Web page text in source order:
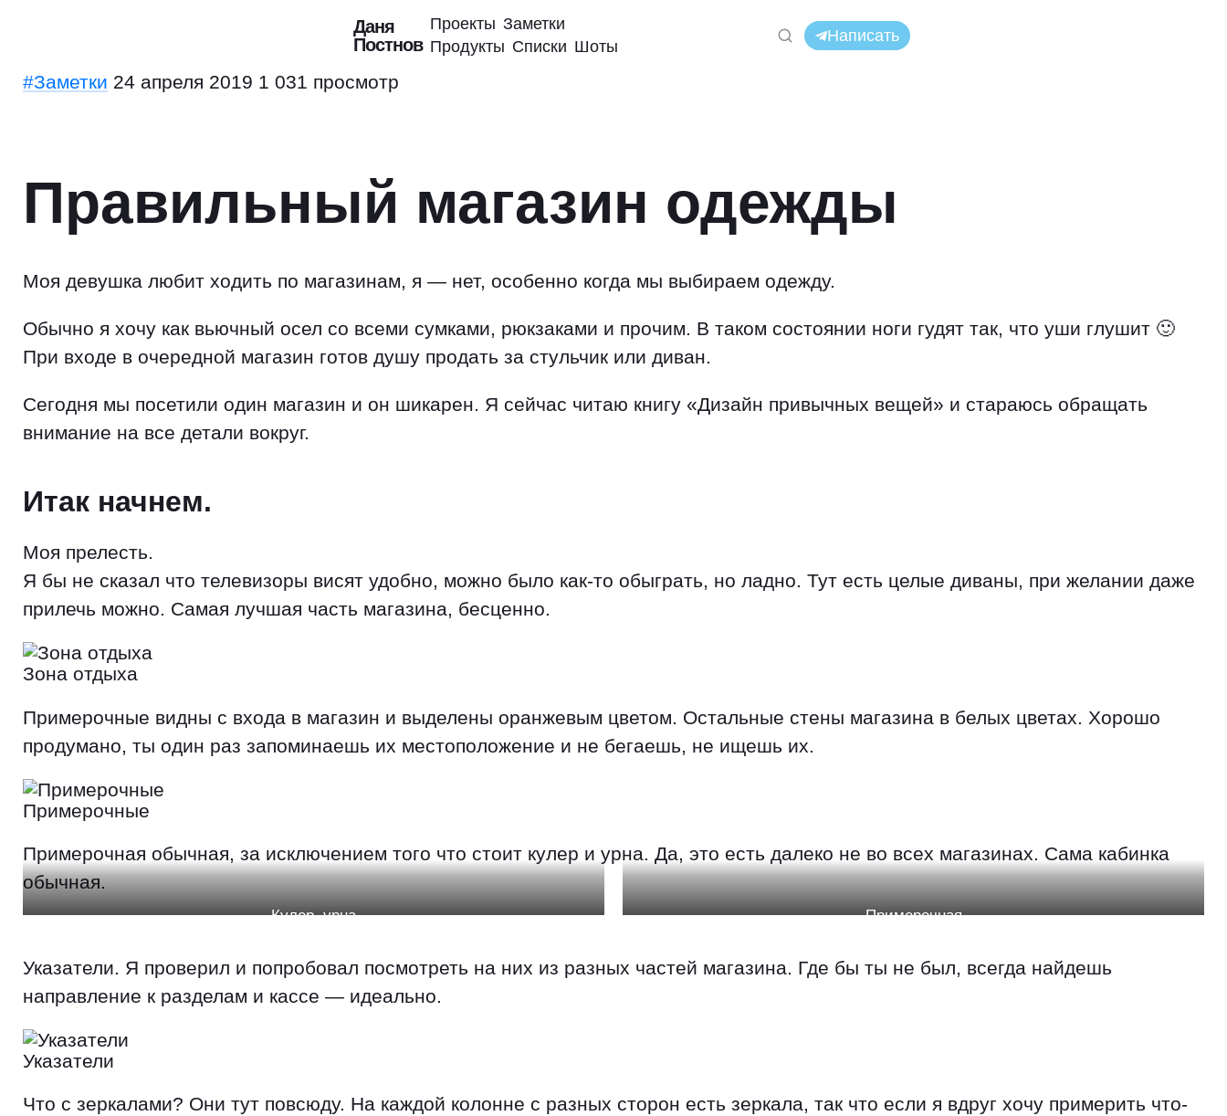
Даня
Постнов
Проекты Заметки
Продукты Списки Шоты
Написать
#Заметки 24 апреля 2019 1 031 просмотр
Правильный магазин одежды
Моя девушка любит ходить по магазинам, я — нет, особенно когда мы выбираем одежду.
Обычно я хочу как вьючный осел со всеми сумками, рюкзаками и прочим. В таком состоянии ноги гудят так, что уши глушит 🙂
При входе в очередной магазин готов душу продать за стульчик или диван.
Сегодня мы посетили один магазин и он шикарен. Я сейчас читаю книгу «Дизайн привычных вещей» и стараюсь обращать
внимание на все детали вокруг.
Итак начнем.
Моя прелесть.
Я бы не сказал что телевизоры висят удобно, можно было как-то обыграть, но ладно. Тут есть целые диваны, при желании даже
прилечь можно. Самая лучшая часть магазина, бесценно.
Зона отдыха
Примерочные видны с входа в магазин и выделены оранжевым цветом. Остальные стены магазина в белых цветах. Хорошо
продумано, ты один раз запоминаешь их местоположение и не бегаешь, не ищешь их.
Примерочные
Примерочная обычная, за исключением того что стоит кулер и урна. Да, это есть далеко не во всех магазинах. Сама кабинка
обычная.
Кулер, урна Примерочная
Указатели. Я проверил и попробовал посмотреть на них из разных частей магазина. Где бы ты не был, всегда найдешь
направление к разделам и кассе — идеально.
Указатели
Что с зеркалами? Они тут повсюду. На каждой колонне с разных сторон есть зеркала, так что если я вдруг хочу примерить что-